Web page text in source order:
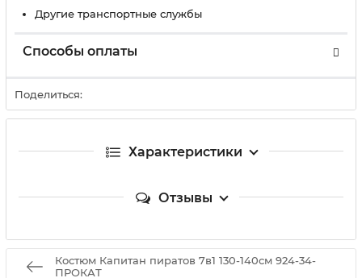
Другие транспортные службы
Способы оплаты
Поделиться:
Характеристики
Отзывы
Костюм Капитан пиратов 7в1 130-140см 924-34-
ПРОКАТ